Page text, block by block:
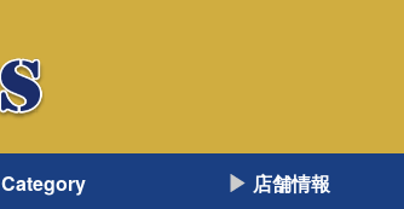
Category 店舗情報